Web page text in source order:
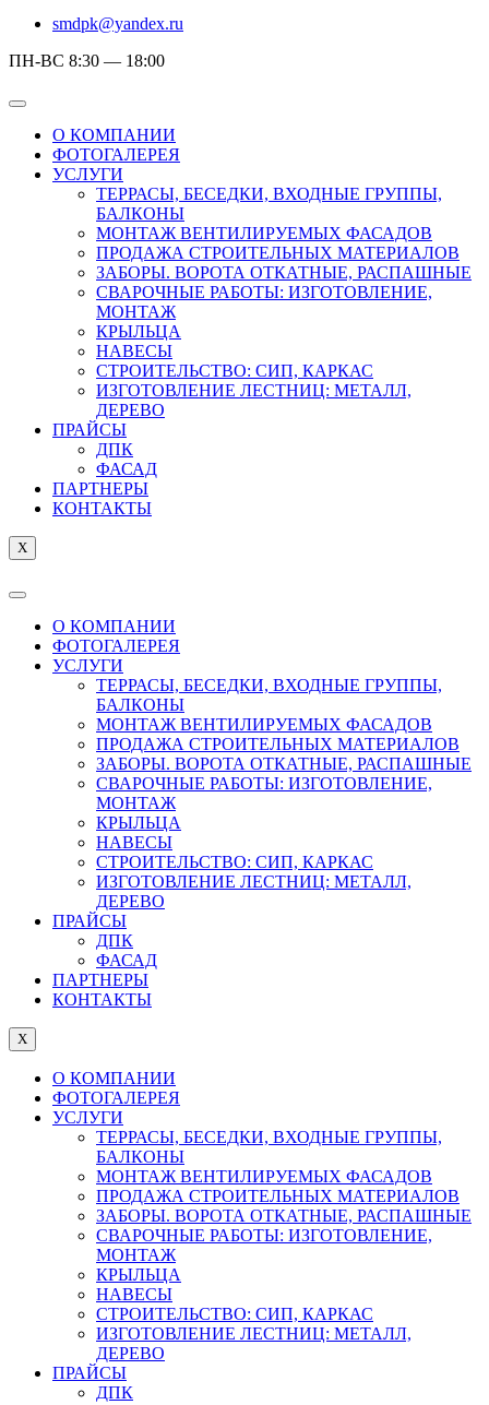
smdpk@yandex.ru
ПН-ВС 8:30 — 18:00
О КОМПАНИИ
ФОТОГАЛЕРЕЯ
УСЛУГИ
ТЕРРАСЫ, БЕСЕДКИ, ВХОДНЫЕ ГРУППЫ,
БАЛКОНЫ
МОНТАЖ ВЕНТИЛИРУЕМЫХ ФАСАДОВ
ПРОДАЖА СТРОИТЕЛЬНЫХ МАТЕРИАЛОВ
ЗАБОРЫ. ВОРОТА ОТКАТНЫЕ, РАСПАШНЫЕ
СВАРОЧНЫЕ РАБОТЫ: ИЗГОТОВЛЕНИЕ,
МОНТАЖ
КРЫЛЬЦА
НАВЕСЫ
СТРОИТЕЛЬСТВО: СИП, КАРКАС
ИЗГОТОВЛЕНИЕ ЛЕСТНИЦ: МЕТАЛЛ,
ДЕРЕВО
ПРАЙСЫ
ДПК
ФАСАД
ПАРТНЕРЫ
КОНТАКТЫ
X
О КОМПАНИИ
ФОТОГАЛЕРЕЯ
УСЛУГИ
ТЕРРАСЫ, БЕСЕДКИ, ВХОДНЫЕ ГРУППЫ,
БАЛКОНЫ
МОНТАЖ ВЕНТИЛИРУЕМЫХ ФАСАДОВ
ПРОДАЖА СТРОИТЕЛЬНЫХ МАТЕРИАЛОВ
ЗАБОРЫ. ВОРОТА ОТКАТНЫЕ, РАСПАШНЫЕ
СВАРОЧНЫЕ РАБОТЫ: ИЗГОТОВЛЕНИЕ,
МОНТАЖ
КРЫЛЬЦА
НАВЕСЫ
СТРОИТЕЛЬСТВО: СИП, КАРКАС
ИЗГОТОВЛЕНИЕ ЛЕСТНИЦ: МЕТАЛЛ,
ДЕРЕВО
ПРАЙСЫ
ДПК
ФАСАД
ПАРТНЕРЫ
КОНТАКТЫ
X
О КОМПАНИИ
ФОТОГАЛЕРЕЯ
УСЛУГИ
ТЕРРАСЫ, БЕСЕДКИ, ВХОДНЫЕ ГРУППЫ,
БАЛКОНЫ
МОНТАЖ ВЕНТИЛИРУЕМЫХ ФАСАДОВ
ПРОДАЖА СТРОИТЕЛЬНЫХ МАТЕРИАЛОВ
ЗАБОРЫ. ВОРОТА ОТКАТНЫЕ, РАСПАШНЫЕ
СВАРОЧНЫЕ РАБОТЫ: ИЗГОТОВЛЕНИЕ,
МОНТАЖ
КРЫЛЬЦА
НАВЕСЫ
СТРОИТЕЛЬСТВО: СИП, КАРКАС
ИЗГОТОВЛЕНИЕ ЛЕСТНИЦ: МЕТАЛЛ,
ДЕРЕВО
ПРАЙСЫ
ДПК